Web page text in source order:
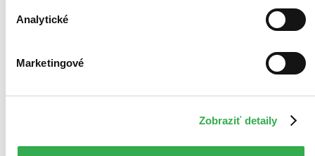
Analytické
Marketingové
Zobraziť detaily